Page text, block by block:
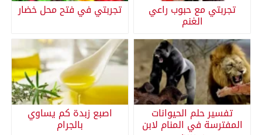
تجربتي مع حبوب راعي
الغنم
تجربتي في فتح محل خضار
تفسير حلم الحيوانات
المفترسة في المنام لابن
اصبع زبدة كم يساوي
بالجرام